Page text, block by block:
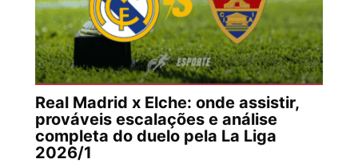
Real Madrid x Elche: onde assistir,
prováveis escalações e análise
completa do duelo pela La Liga
2026/1